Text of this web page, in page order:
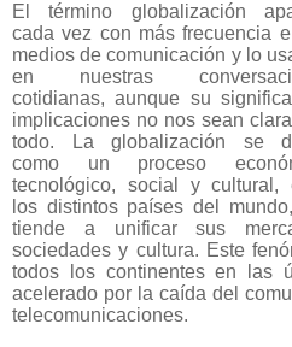
El término globalización
cada vez con más frecuencia
medios de comunicación y lo
en nuestras
cotidianas, aunque su
implicaciones no nos sean
todo. La globalización se
como un proceso
tecnológico, social y cultural,
los distintos países del
tiende a unificar sus
sociedades y cultura. Este
todos los continentes en las
acelerado por la caída del
telecomunicaciones.